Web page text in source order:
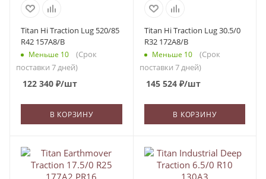
Titan Hi Traction Lug 520/85
R42 157A8/B
Меньше 10
(Срок
поставки 7 дней)
122 340 ₽/шт
В КОРЗИНУ
Titan Hi Traction Lug 30.5/0
R32 172A8/B
Меньше 10
(Срок
поставки 7 дней)
145 524₽/шт
В КОРЗИНУ